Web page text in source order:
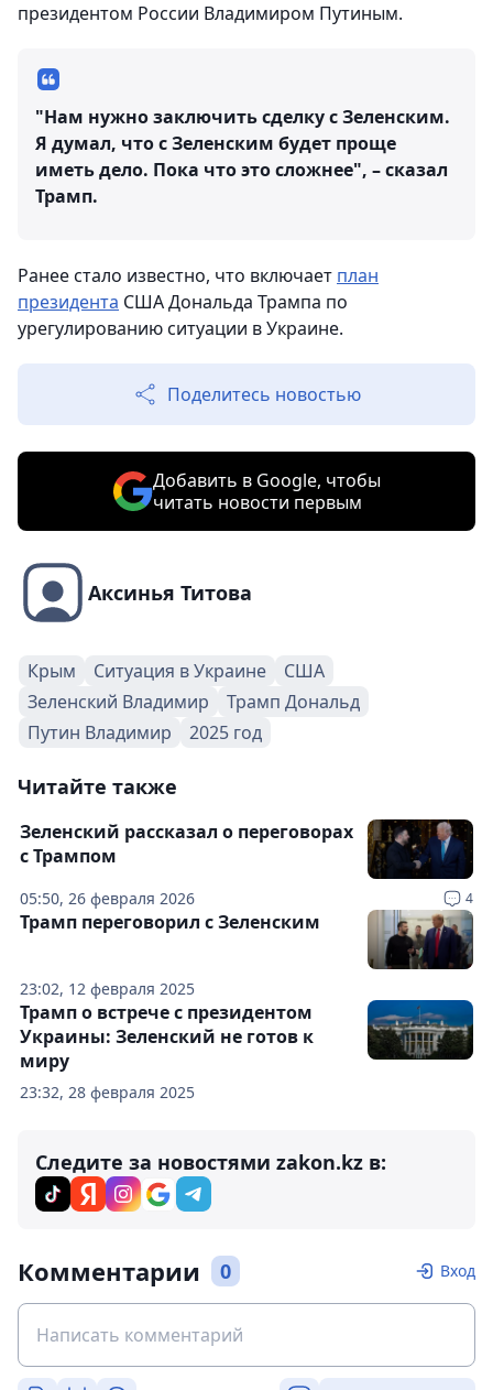
президентом России Владимиром Путиным.
"Нам нужно заключить сделку с Зеленским.
Я думал, что с Зеленским будет проще
иметь дело. Пока что это сложнее", – сказал
Трамп.
Ранее стало известно, что включает план
президента США Дональда Трампа по
урегулированию ситуации в Украине.
Поделитесь новостью
Добавить в Google, чтобы
читать новости первым
Аксинья Титова
Крым Ситуация в Украине
США
Зеленский Владимир
Трамп Дональд
Путин Владимир
2025 год
Читайте также
05:50, 26 февраля 2026 4
Зеленский рассказал о переговорах
с Трампом
23:02, 12 февраля 2025
Трамп переговорил с Зеленским
23:32, 28 февраля 2025
Трамп о встрече с президентом
Украины: Зеленский не готов к
миру
Следите за новостями zakon.kz в:
Комментарии 0 Вход